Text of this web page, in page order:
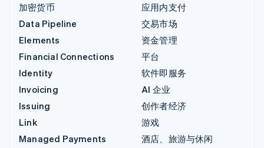
加密货币
Data Pipeline
Elements
Financial Connections
Identity
Invoicing
Issuing
Link
Managed Payments
应用内支付
交易市场
资金管理
平台
软件即服务
AI 企业
创作者经济
游戏
酒店、旅游与休闲